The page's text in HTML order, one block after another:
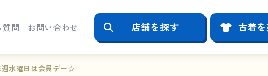
質問 お問い合わせ 店舗を探す 古着
水曜日は会員デー☆